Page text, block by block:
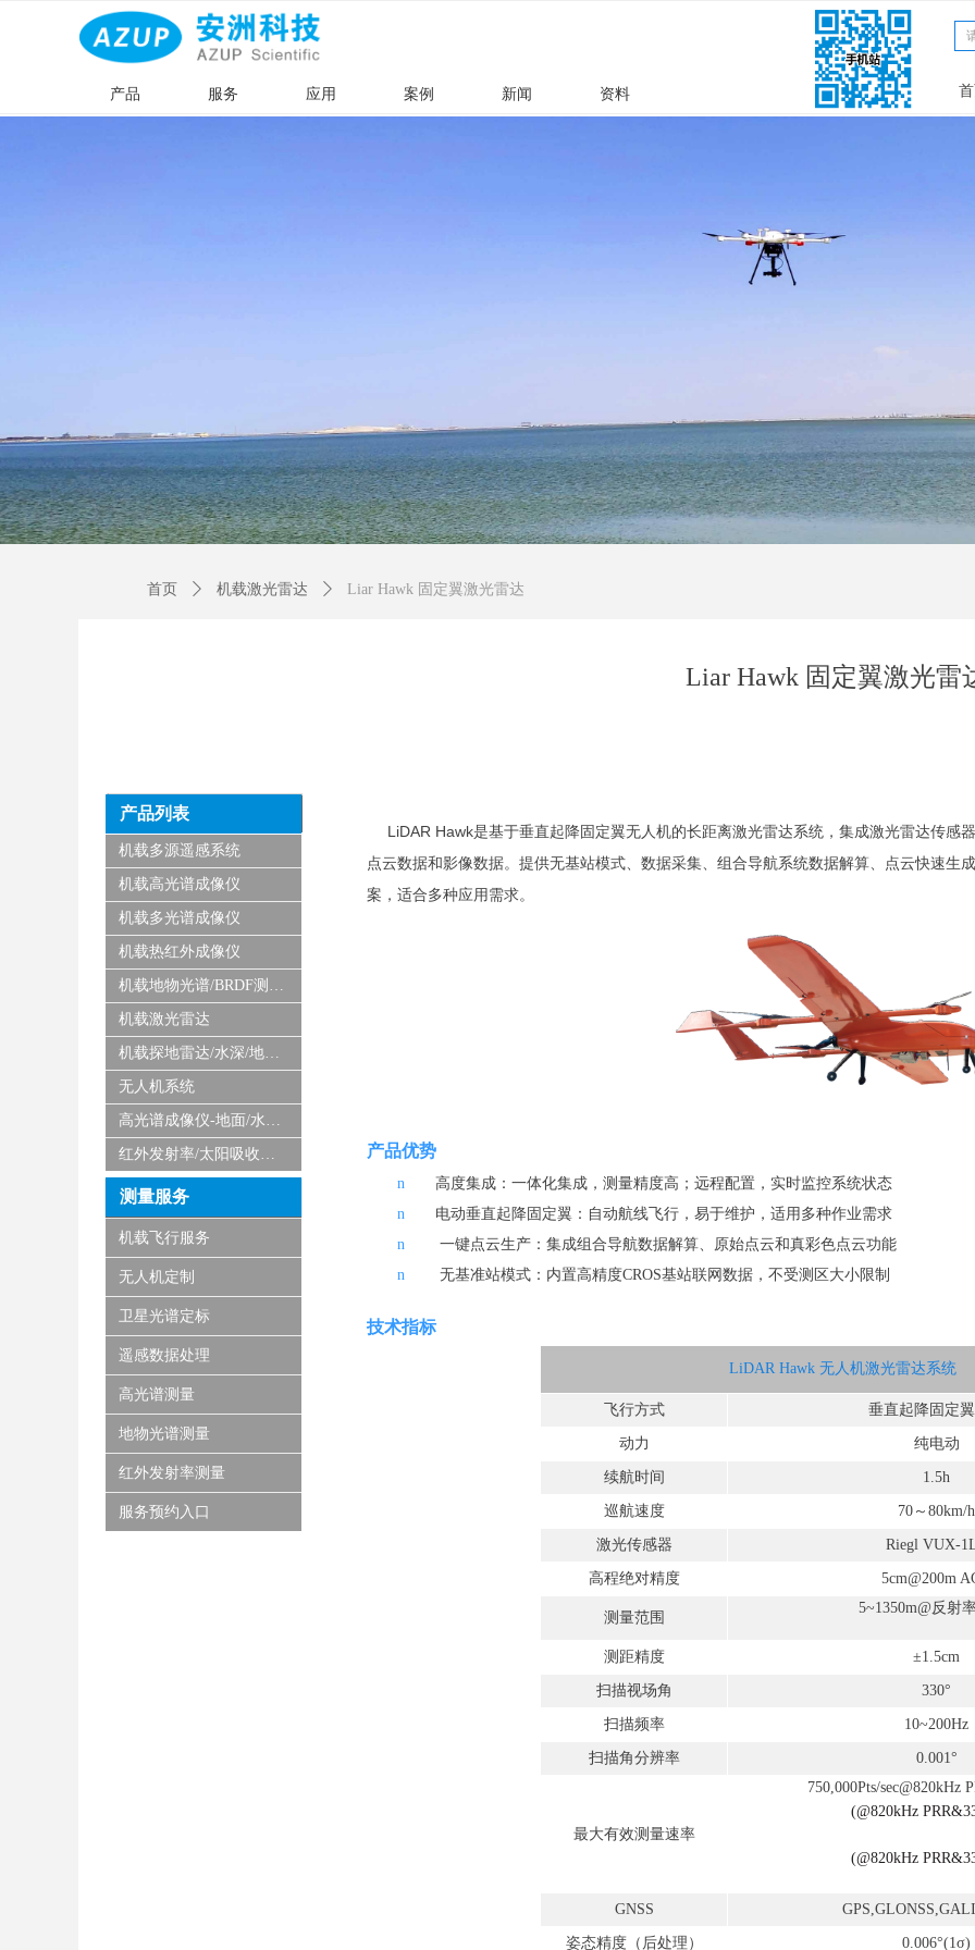
产品 服务 应用 案例 新闻 资料
文章
Liar Hawk 固定翼激光雷
LiDAR Hawk是基于垂直起降固定翼无人机的长距离激光雷达系统，集成激光雷达传感
点云数据和影像数据。提供无基站模式、数据采集、组合导航系统数据解算、点云快速生
案，适合多种应用需求。
产品优势
n 高度集成 ：一体化集成，测量精度高 ； 远程配置 ，实时监控系统状态
n
电动垂直起降固定翼 ： 自动航线飞行 ，易于维护，适用 多种作业需求
n
一键点云生产 ： 集成组合导航数据解算、原始点云和真彩色点云功能
n
无基准站模式 ： 内置高精度CROS基站联网数据， 不受测区大小限制
技术指标
LiDAR Hawk 无人机激光雷达系统
飞行方式 垂直起降固定
动力 纯电动
续航时间 1.5h
巡航速度 70 ～ 80km/h
激光传感器 Riegl VUX-
高程绝对精度 5cm@200m
测量范围
5~1350m@反射
测距精度 ±1.5cm
扫描视场角 330°
扫描频率 10~200Hz
扫描角分辨率 0.001°
最大有效测量速率
750,000Pts/sec@820kHz
(@820kHz
(@820kHz
GNSS
姿态精度（后处理） 0.006°(1σ)
机载多源遥感系统
机载高光谱成像仪
机载多光谱成像仪
机载热红外成像仪
机载地物光谱/BRDF测量系统
机载激光雷达
机载探地雷达/水深/地磁/微波/SAR
无人机系统
高光谱成像仪-地面/水下/实验室显微
红外发射率/太阳吸收比测量仪
产品列表
机载飞行服务
无人机定制
卫星光谱定标
遥感数据处理
高光谱测量
地物光谱测量
红外发射率测量
服务预约入口
测量服务
首页 ꄲ 机载激光雷达 ꄲ Liar Hawk 固定翼激光雷达